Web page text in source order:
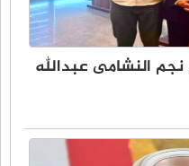
النشامى عبدالله